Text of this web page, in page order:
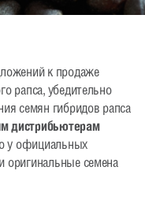
к продаже
рапса, убедительно
семян гибридов рапса
дистрибьютерам
у официальных
оригинальные семена